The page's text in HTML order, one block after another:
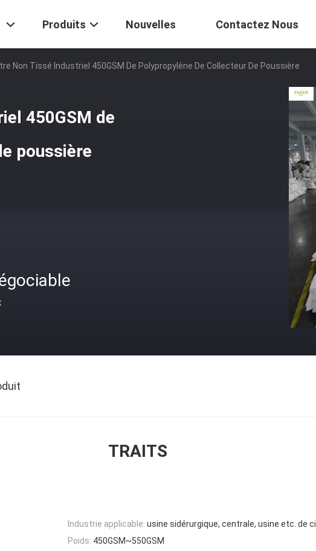
Produits Nouvelles Contactez Nous
Non Tissé Industriel 450GSM De Polypropylène De Collecteur De Poussière
450GSM de
poussière
TRAITS
Industrie applicable: usine sidérurgique, centrale, usine etc. de
Poids: 450GSM~550GSM